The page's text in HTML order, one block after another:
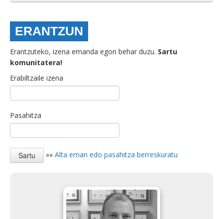
ERANTZUN
Erantzuteko, izena emanda egon behar duzu. Sartu
komunitatera!
Erabiltzaile izena
Pasahitza
»» Alta eman edo pasahitza berreskuratu